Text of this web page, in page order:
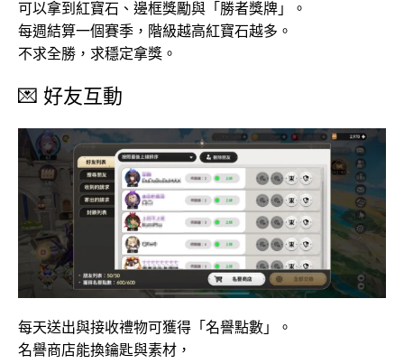
可以拿到紅寶石、邊框獎勵與「勝者獎牌」。
每週結算一個賽季，階級越高紅寶石越多。
不求全勝，求穩定拿獎。
💌 好友互動
每天送出與接收禮物可獲得「名譽點數」。
名譽商店能換鑰匙與素材，